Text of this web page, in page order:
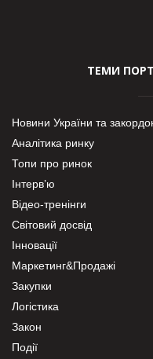
ТЕМИ
Новини України та
Аналітика ринку
Топи про ринок
Інтерв’ю
Відео-тренінги
Світовий досвід
Інновації
Маркетинг&Продажі
Закупки
Логістика
Закон
Події